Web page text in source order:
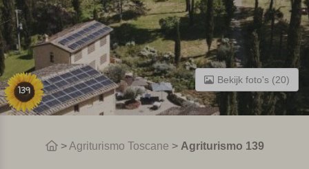
139
Bekijk foto's (20)
>Agriturismo Toscane > Agriturismo 139